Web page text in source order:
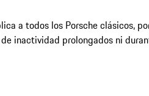
a todos los Porsche clásicos,
inactividad prolongados ni